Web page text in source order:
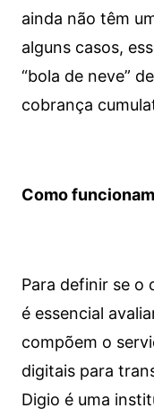
ainda não têm
alguns casos,
“bola de neve”
cobrança
Como
Para definir se o
é essencial
compõem o
digitais para
Digio é uma